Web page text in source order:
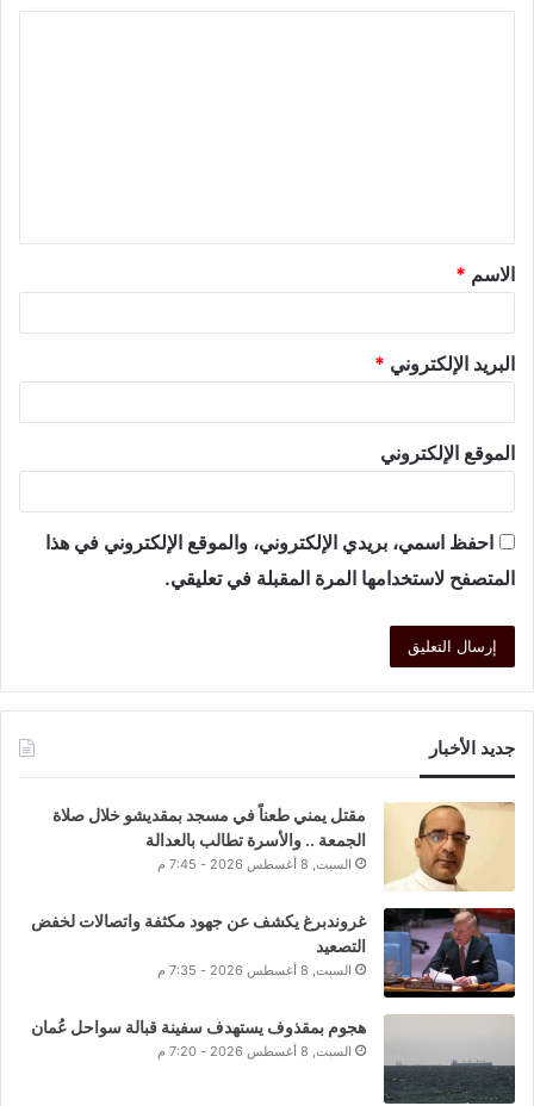
الاسم *
البريد الإلكتروني *
الموقع الإلكتروني
احفظ اسمي، بريدي الإلكتروني، والموقع الإلكتروني في هذا
المتصفح لاستخدامها المرة المقبلة في تعليقي.
جديد الأخبار
مقتل يمني طعناً في مسجد بمقديشو خلال صلاة
الجمعة .. والأسرة تطالب بالعدالة
السبت, 8 أغسطس 2026 - 7:45 م
غروندبرغ يكشف عن جهود مكثفة واتصالات لخفض
التصعيد
السبت, 8 أغسطس 2026 - 7:35 م
هجوم بمقذوف يستهدف سفينة قبالة سواحل عُمان
السبت, 8 أغسطس 2026 - 7:20 م